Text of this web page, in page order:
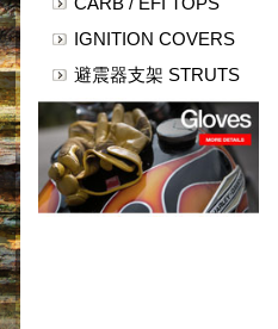
IGNITION COVERS
避震器支架 STRUTS